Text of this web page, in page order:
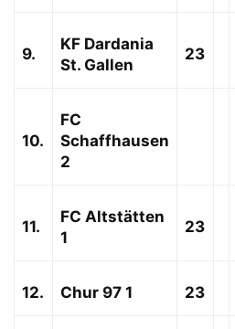
9.
KF Dardania
St. Gallen
23
10.
FC
Schaffhausen
2
11.
FC Altstätten
1
23
12. Chur 97 1 23